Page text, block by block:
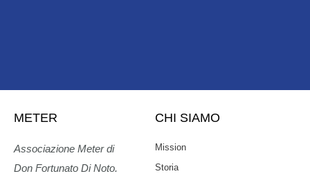
METER
Associazione Meter di
Don Fortunato Di Noto.
CHI SIAMO
Mission
Storia